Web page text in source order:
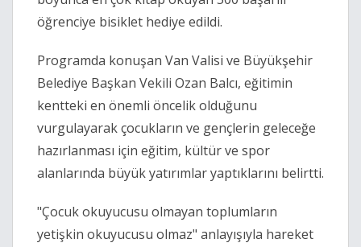
öğrenciye bisiklet hediye edildi.
Programda konuşan Van Valisi ve Büyükşehir
Belediye Başkan Vekili Ozan Balcı, eğitimin
kentteki en önemli öncelik olduğunu
vurgulayarak çocukların ve gençlerin geleceğe
hazırlanması için eğitim, kültür ve spor
alanlarında büyük yatırımlar yaptıklarını belirtti.
"Çocuk okuyucusu olmayan toplumların
yetişkin okuyucusu olmaz" anlayışıyla hareket